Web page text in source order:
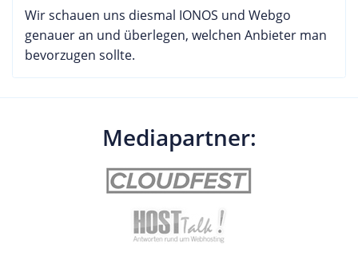
Wir schauen uns diesmal IONOS und Webgo
genauer an und überlegen, welchen Anbieter man
bevorzugen sollte.
Mediapartner: